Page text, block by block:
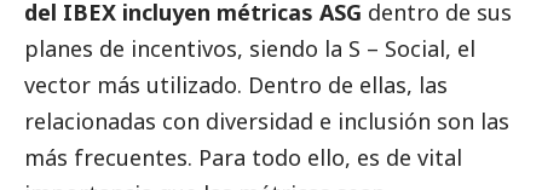
del IBEX incluyen métricas ASG dentro de sus
planes de incentivos, siendo la S – Social, el
vector más utilizado. Dentro de ellas, las
relacionadas con diversidad e inclusión son las
más frecuentes. Para todo ello, es de vital